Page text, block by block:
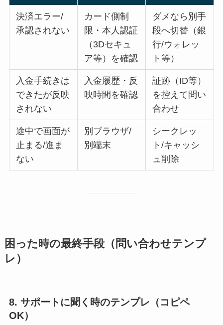
決済エラー/
承認されない
カード側制
限・本人認証
（3Dセキュ
ア等）を確認
ダメなら別手
段へ切替（銀
行/ウォレッ
ト等）
入金手続きは
できたが反映
されない
入金履歴・反
映時間を確認
証跡（ID等）
を控えて問い
合わせ
途中で画面が
止まる/進ま
ない
別ブラウザ/
別端末
シークレッ
ト/キャッシ
ュ削除
困った時の最終手段（問い合わせテンプ
レ）
8. サポートに聞く時のテンプレ（コピペ
OK）